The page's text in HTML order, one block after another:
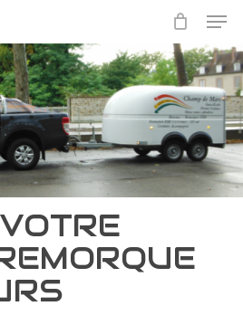
Close
Menu